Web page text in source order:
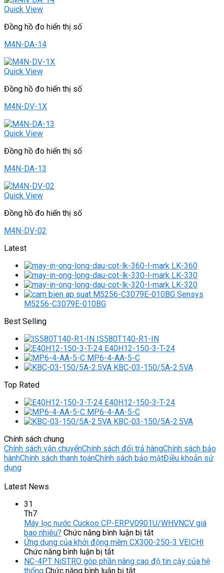
Quick View
Đồng hồ đo hiển thị số
M4N-DA-14
Quick View
Đồng hồ đo hiển thị số
M4N-DV-1X
Quick View
Đồng hồ đo hiển thị số
M4N-DA-13
Quick View
Đồng hồ đo hiển thị số
M4N-DV-02
Latest
LK-360
LK-330
LK-320
M5256-C3079E-010BG
Best Selling
IS580T140-R1-IN
E40H12-150-3-T-24
MP6-4-AA-5-C
KBC-03-150/5A-2.5VA
Top Rated
E40H12-150-3-T-24
MP6-4-AA-5-C
KBC-03-150/5A-2.5VA
Chính sách chung
Chính sách vận chuyểnChính sách đổi trả hàngChính sách bảo
hànhChính sách thanh toánChính sách bảo mậtĐiều khoản sử
dụng
Latest News
31
Th7
Máy lọc nước Cuckoo CP-ERPV0901U/WHVNCV giá
bao nhiêu? Chức năng bình luận bị tắtở
Máy
nước
Ứng dụng của khởi động mềm CX300-250-3 VEICHI
Chức năng bình luận bị tắtở
Ứng
dụng
NC-4PT NiSTRO góp phần nâng cao độ tin cậy của hệ
thống Chức năng bình luận bị tắtở